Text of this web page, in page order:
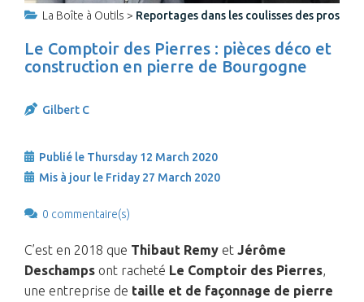
La Boîte à Outils > Reportages dans les coulisses des pros
Le Comptoir des Pierres : pièces déco et
construction en pierre de Bourgogne
Gilbert C
Publié le Thursday 12 March 2020
Mis à jour le Friday 27 March 2020
0 commentaire(s)
C’est en 2018 que Thibaut Remy et Jérôme
Deschamps ont racheté Le Comptoir des Pierres,
une entreprise de taille et de façonnage de pierre